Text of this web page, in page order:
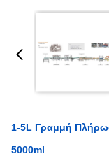
1-5L Γραμμή
5000ml